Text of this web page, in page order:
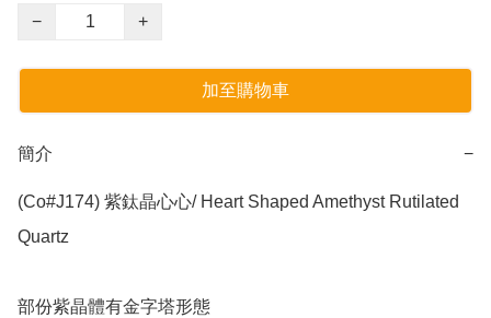
−
+
加至購物車
簡介 −
(Co#J174) 紫鈦晶心心/ Heart Shaped Amethyst Rutilated
Quartz
部份紫晶體有金字塔形態